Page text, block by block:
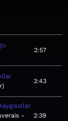
2:57
3:43
-
2:39